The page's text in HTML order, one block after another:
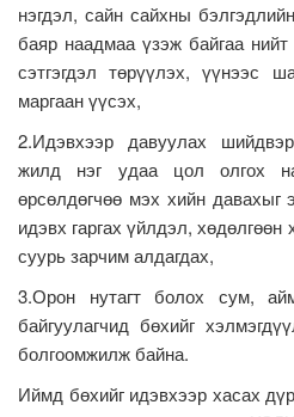
нэгдэл, сайн сайхны
баяр наадмаа үзэж байгаа
сэтгэгдэл төрүүлэх, үүнээс
маргаан үүсэх,
2.Идэвхээр давуулах
жилд нэг удаа цол олгох
өрсөлдөгчөө мэх хийн давахыг
идэвх гаргах үйлдэл,
суурь зарчим алдагдах,
3.Орон нутагт болох сум,
байгуулагчид бөхийг
болгоомжилж байна.
Иймд бөхийг идэвхээр хасах